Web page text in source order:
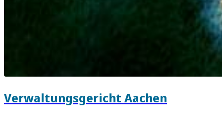
Verwaltungsgericht Aachen